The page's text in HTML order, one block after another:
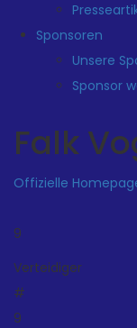
Sponsoren
Unsere
Sponsor
Falk
Offizielle
9
Verteidiger
#
9